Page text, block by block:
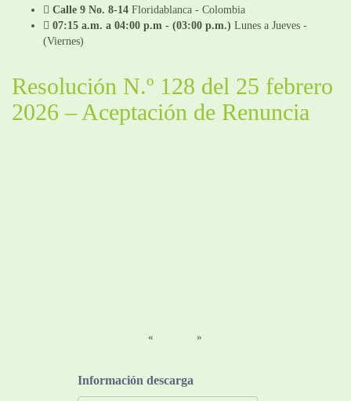
Calle 9 No. 8-14 Floridablanca - Colombia
07:15 a.m. a 04:00 p.m - (03:00 p.m.) Lunes a Jueves -
(Viernes)
Resolución N.º 128 del 25 febrero
2026 – Aceptación de Renuncia
« »
Información descarga